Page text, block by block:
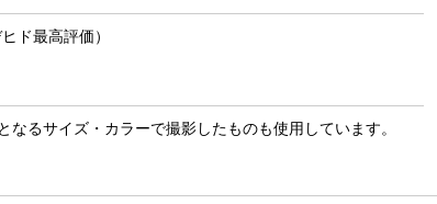
最高評価）
るサイズ・カラーで撮影したものも使用しています。